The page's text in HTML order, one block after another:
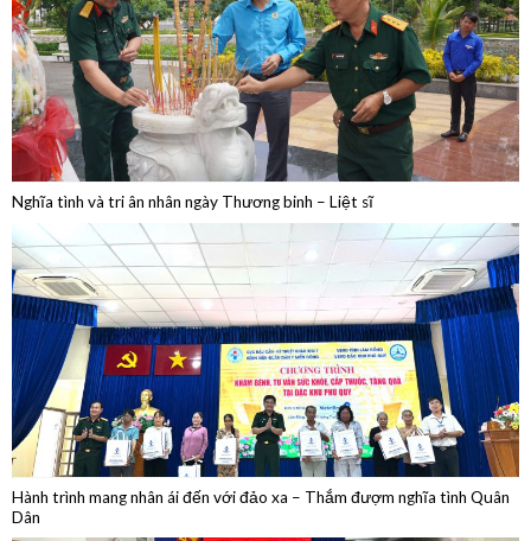
Vừa qua, Bệnh viện Quân Dân Y Miền Đông đã tổ chức Lễ ra quân
khám sức khỏe định kỳ toàn dân năm 2026. Đây là hoạt [...]
Nghĩa tình và tri ân nhân ngày Thương binh – Liệt sĩ